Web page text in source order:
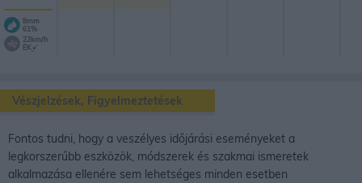
8mm
61%
22km/h
ÉK
Vészjelzések, Figyelmeztetések
Fontos tudni, hogy a veszélyes időjárási eseményeket a
legkorszerűbb eszközök, módszerek és szakmai ismeretek
alkalmazása ellenére sem lehetséges minden esetben